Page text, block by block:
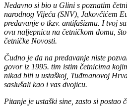
Nedavno si bio u Glini s poznatim
narodnog Vijeća (SNV), Jakovčićem
predavanje o tkzv. antifašizmu. I tvoj
ovu naljepnicu na četničkom domu,
četničke Novosti.
Čudno je da na predavanje niste
govor iz 1995. tim istim četnicima
nikad biti u ustaškoj, Tuđmanovoj
saslušali kao i vas dvojicu.
Pitanje je ustaški sine, zasto si postao